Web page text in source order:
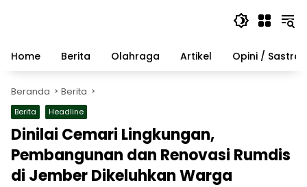
Home
Berita Olahraga Artikel Opini / Sastra
Beranda Berita
Berita Headline
Dinilai Cemari Lingkungan,
Pembangunan dan Renovasi Rumdis
di Jember Dikeluhkan Warga